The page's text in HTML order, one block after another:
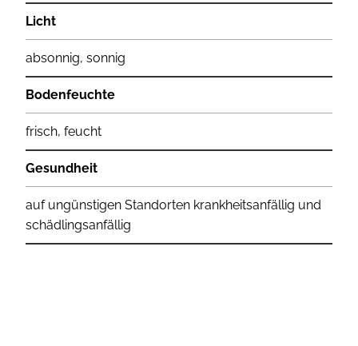
Licht
absonnig, sonnig
Bodenfeuchte
frisch, feucht
Gesundheit
auf ungünstigen Standorten krankheitsanfällig und
schädlingsanfällig